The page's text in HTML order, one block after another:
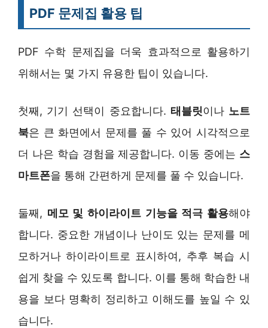
PDF 문제집 활용 팁
PDF 수학 문제집을 더욱 효과적으로 활용하기
위해서는 몇 가지 유용한 팁이 있습니다.
첫째, 기기 선택이 중요합니다. 태블릿이나 노트
북은 큰 화면에서 문제를 풀 수 있어 시각적으로
더 나은 학습 경험을 제공합니다. 이동 중에는 스
마트폰을 통해 간편하게 문제를 풀 수 있습니다.
둘째, 메모 및 하이라이트 기능을 적극 활용해야
합니다. 중요한 개념이나 난이도 있는 문제를 메
모하거나 하이라이트로 표시하여, 추후 복습 시
쉽게 찾을 수 있도록 합니다. 이를 통해 학습한 내
용을 보다 명확히 정리하고 이해도를 높일 수 있
습니다.